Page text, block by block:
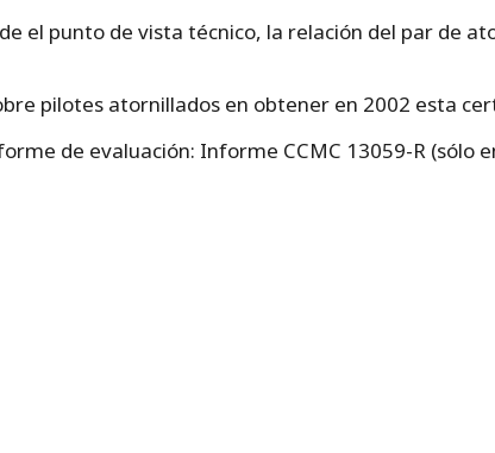
el punto de vista técnico, la relación del par de
pilotes atornillados en obtener en 2002 esta
de evaluación: Informe CCMC 13059-R (sólo